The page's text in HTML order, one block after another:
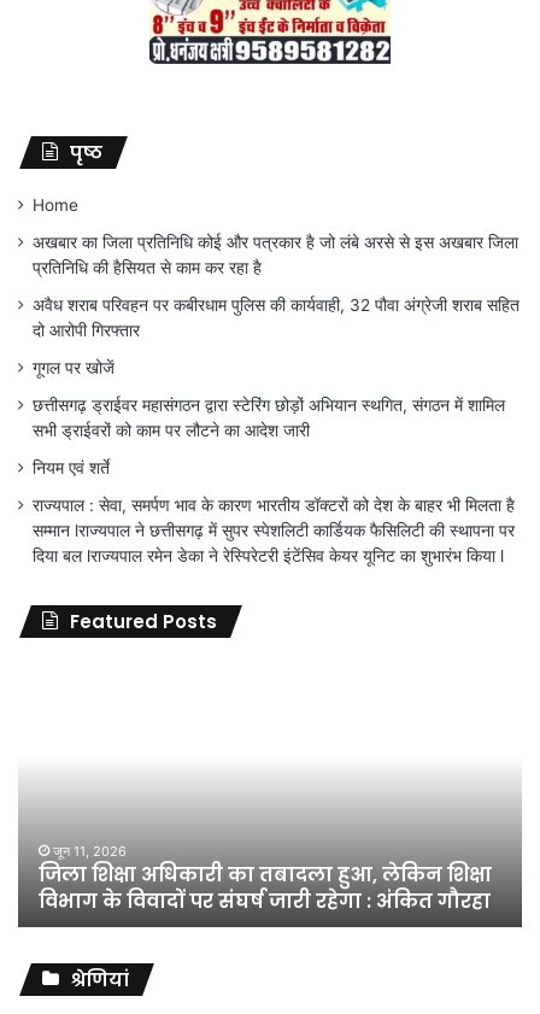
पृष्ठ
Home
अखबार का जिला प्रतिनिधि कोई और पत्रकार है जो लंबे अरसे से इस अखबार जिला
प्रतिनिधि की हैसियत से काम कर रहा है
अवैध शराब परिवहन पर कबीरधाम पुलिस की कार्यवाही, 32 पौवा अंग्रेजी शराब सहित
दो आरोपी गिरफ्तार
गूगल पर खोजें
छत्तीसगढ़ ड्राईवर महासंगठन द्वारा स्टेरिंग छोड़ों अभियान स्थगित, संगठन में शामिल
सभी ड्राईवरों को काम पर लौटने का आदेश जारी
नियम एवं शर्ते
राज्यपाल : सेवा, समर्पण भाव के कारण भारतीय डॉक्टरों को देश के बाहर भी मिलता है
सम्मान lराज्यपाल ने छत्तीसगढ़ में सुपर स्पेशलिटी कार्डियक फैसिलिटी की स्थापना पर
दिया बल lराज्यपाल रमेन डेका ने रेस्पिरेटरी इंटेंसिव केयर यूनिट का शुभारंभ किया l
Featured Posts
शिक्षा
विभाग
विवादों
संघर्ष
जारी
जून 11, 2026
जिला शिक्षा अधिकारी का तबादला हुआ, लेकिन शिक्षा
विभाग के विवादों पर संघर्ष जारी रहेगा : अंकित गौरहा
श्रेणियां